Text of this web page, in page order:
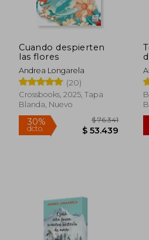
Cuando despierten
las flores
Andrea Longarela
(20)
Crossbooks, 2025, Tapa
Blanda, Nuevo